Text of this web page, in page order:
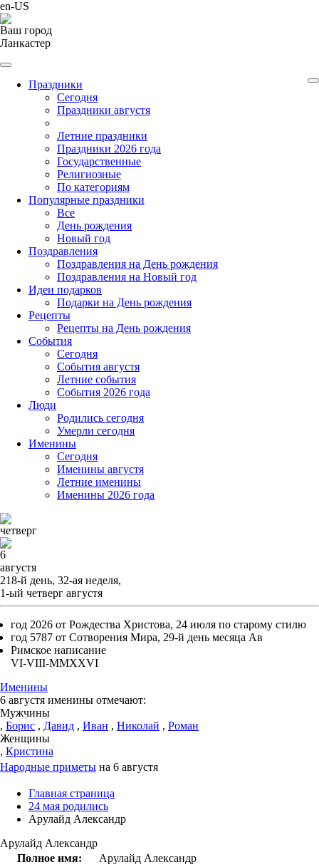
en-US
Ваш город
Ланкастер
Праздники
Cегодня
Праздники августя
Летние праздники
Праздники 2026 года
Государственные
Религиозные
По категориям
Популярные праздники
Все
День рождения
Новый год
Поздравления
Поздравления на День рождения
Поздравления на Новый год
Идеи подарков
Подарки на День рождения
Рецепты
Рецепты на День рождения
События
Cегодня
События августя
Летние события
События 2026 года
Люди
Родились сегодня
Умерли сегодня
Именины
Cегодня
Именины августя
Летние именины
Именины 2026 года
четверг
6
августя
218-й день, 32-ая неделя,
1-ый четверг августя
год 2026 от Рождества Христова, 24 июля по старому стилю
год 5787 от Сотворения Мира, 29-й день месяца Ав
Римское написание
VI-VIII-MMXXVI
Именины
6 августя именины отмечают:
Мужчины
, Борис , Давид , Иван , Николай , Роман
Женщины
, Кристина
Народные приметы на 6 августя
Главная страница
24 мая родились
Арулайд Александр
Арулайд Александр
Полное имя:
Арулайд Александр